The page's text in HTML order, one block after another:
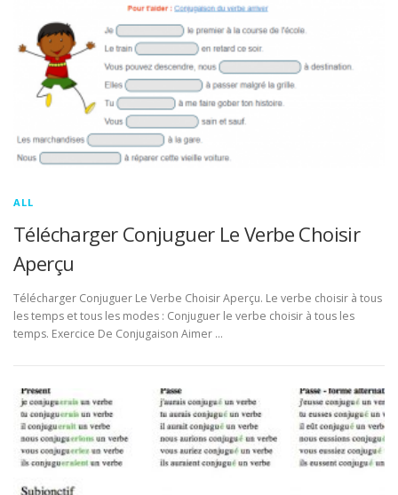
ALL
Télécharger Conjuguer Le Verbe Choisir
Aperçu
Télécharger Conjuguer Le Verbe Choisir Aperçu. Le verbe choisir à tous
les temps et tous les modes : Conjuguer le verbe choisir à tous les
temps. Exercice De Conjugaison Aimer …